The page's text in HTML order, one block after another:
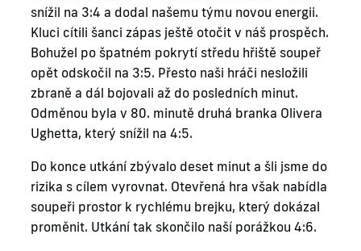
snížil na 3:4 a dodal našemu týmu novou energii.
Kluci cítili šanci zápas ještě otočit v náš prospěch.
Bohužel po špatném pokrytí středu hřiště soupeř
opět odskočil na 3:5. Přesto naši hráči nesložili
zbraně a dál bojovali až do posledních minut.
Odměnou byla v 80. minutě druhá branka Olivera
Ughetta, který snížil na 4:5.
Do konce utkání zbývalo deset minut a šli jsme do
rizika s cílem vyrovnat. Otevřená hra však nabídla
soupeři prostor k rychlému brejku, který dokázal
proměnit. Utkání tak skončilo naší porážkou 4:6.